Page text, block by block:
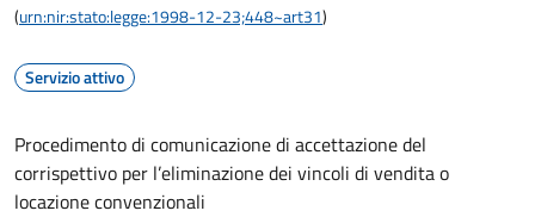
(urn:nir:stato:legge:1998-12-23;448~art31)
Servizio attivo
Procedimento di comunicazione di accettazione del
corrispettivo per l’eliminazione dei vincoli di vendita o
locazione convenzionali